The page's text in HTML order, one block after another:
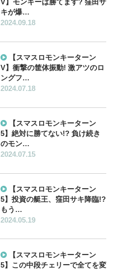
V】モンキーは勝てます? 窪田サ
キが爆…
2024.09.18
【スマスロモンキーターン
V】衝撃の筐体振動! 激アツのロ
ングフ…
2024.07.18
【スマスロモンキーターン
5】絶対に勝てない!? 負け続き
のモン…
2024.07.15
【スマスロモンキーターン
5】投資の艇王、窪田サキ降臨!?
もう…
2024.05.19
【スマスロモンキーターン
5】この中段チェリーで全てを変